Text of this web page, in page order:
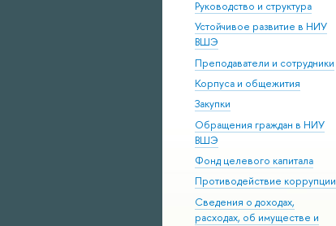
Руководство и структура
Устойчивое развитие в НИУ
ВШЭ
Преподаватели и сотрудники
Корпуса и общежития
Закупки
Обращения граждан в НИУ
ВШЭ
Фонд целевого капитала
Противодействие коррупции
Сведения о доходах,
расходах, об имуществе и